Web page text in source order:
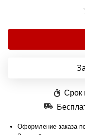
Срок
Оформление заказа